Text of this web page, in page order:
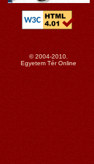
© 2004-2010.
Egyetem Tér Online